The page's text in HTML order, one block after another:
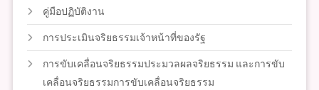
คู่มือปฏิบัติงาน
การประเมินจริยธรรมเจ้าหน้าที่ของรัฐ
การขับเคลื่อนจริยธรรมประมวลผลจริยธรรม และการขับ
เคลื่อนจริยธรรมการขับเคลื่อนจริยธรรม